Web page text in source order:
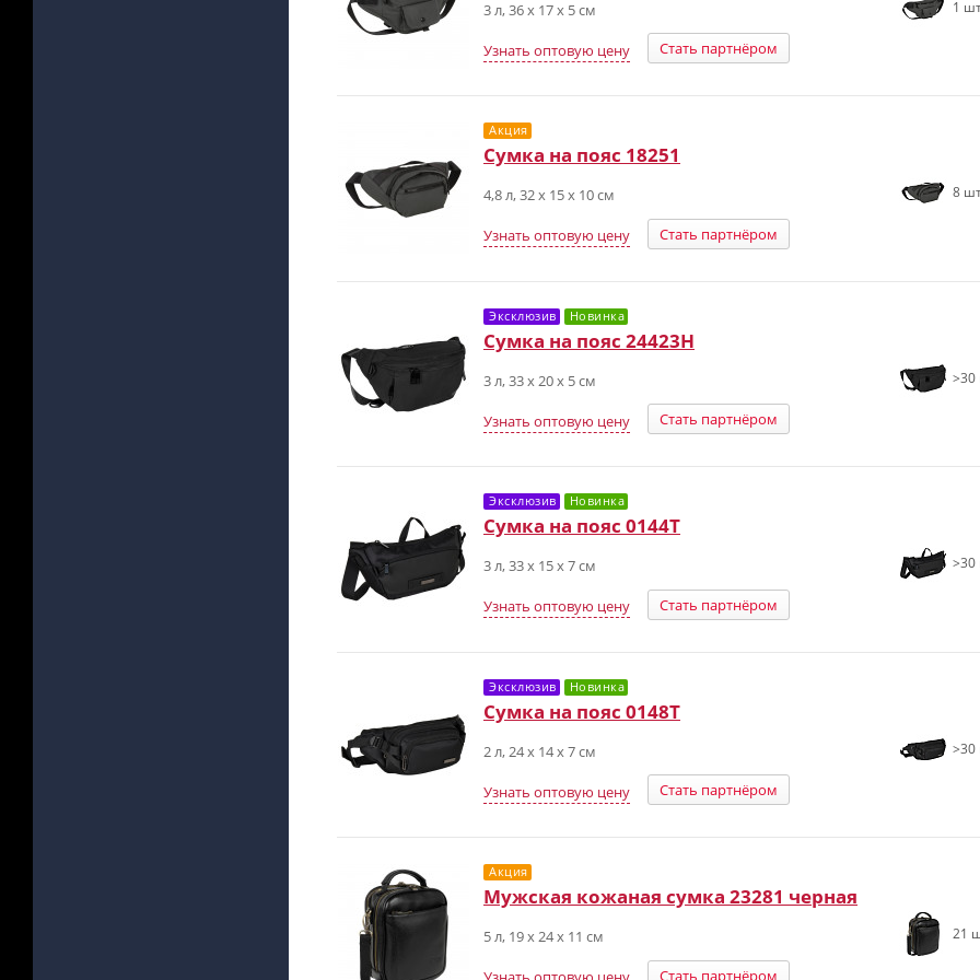
3 л, 36 x 17 x 5 см
Узнать оптовую цену Стать партнёром
1
Акция
Сумка на пояс 18251
4,8 л, 32 x 15 x 10 см
Узнать оптовую цену Стать партнёром
8
Эксклюзив Новинка
Сумка на пояс 24423H
3 л, 33 х 20 х 5 см
Узнать оптовую цену Стать партнёром
>30
Эксклюзив Новинка
Сумка на пояс 0144T
3 л, 33 х 15 х 7 см
Узнать оптовую цену Стать партнёром
>30
Эксклюзив Новинка
Сумка на пояс 0148T
2 л, 24 х 14 х 7 см
Узнать оптовую цену Стать партнёром
>30
Акция
Мужская кожаная сумка 23281 черная
5 л, 19 x 24 х 11 см
Стать партнёром
21